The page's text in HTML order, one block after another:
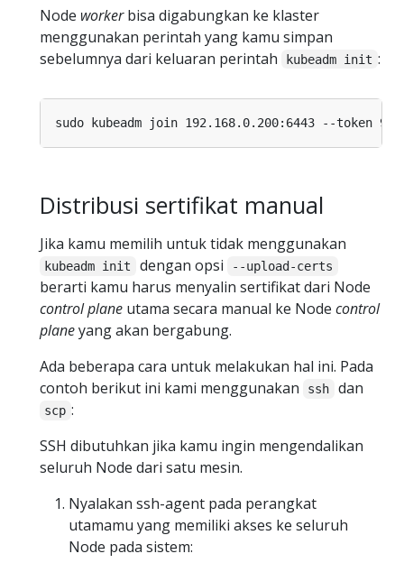
Node workerbisa digabungkan ke klaster
menggunakan perintah yang kamu simpan
sebelumnya dari keluaran perintah
kubeadm init :
Distribusi sertifikat manual
Jika kamu memilih untuk tidak menggunakan
kubeadm init dengan opsi --upload-certs
berarti kamu harus menyalin sertifikat dari Node
control plane utama secara manual ke Node control
planeyang akan bergabung.
Ada beberapa cara untuk melakukan hal ini. Pada
contoh berikut ini kami menggunakan
ssh dan
scp :
SSH dibutuhkan jika kamu ingin mengendalikan
seluruh Node dari satu mesin.
Nyalakan ssh-agent pada perangkat
utamamu yang memiliki akses ke seluruh
Node pada sistem: